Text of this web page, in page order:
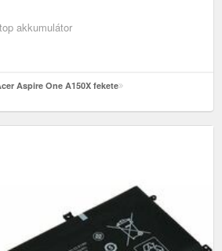
akkumulátor
Aspire One A150X fekete